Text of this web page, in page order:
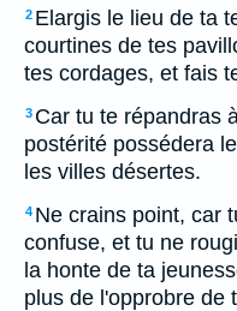
2 Elargis le lieu de ta
courtines de tes
tes cordages, et fais
3 Car tu te répandras
postérité possédera
les villes désertes.
4 Ne crains point, car
confuse, et tu ne
la honte de ta
plus de l'opprobre de